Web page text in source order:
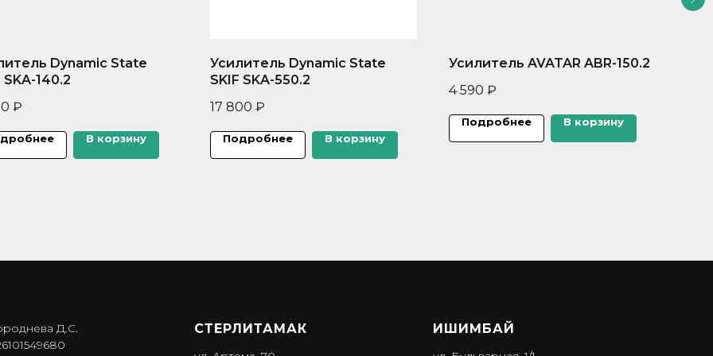
Dynamic State
SKA-140.2
₽
В корзину
Усилитель Dynamic State
SKIF SKA-550.2
17 800 ₽
Подробнее В корзину
Усилитель AVATAR ABR-150.2
4 590 ₽
Подробнее В корзину
Д.С.
СТЕРЛИТАМАК ИШИМБА Й